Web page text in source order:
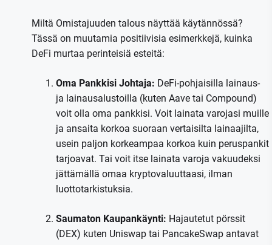
Miltä Omistajuuden talous näyttää käytännössä?
Tässä on muutamia positiivisia esimerkkejä, kuinka
DeFi murtaa perinteisiä esteitä:
Oma Pankkisi Johtaja: DeFi-pohjaisilla lainaus-
ja lainausalustoilla (kuten Aave tai Compound)
voit olla oma pankkisi. Voit lainata varojasi muille
ja ansaita korkoa suoraan vertaisilta lainaajilta,
usein paljon korkeampaa korkoa kuin peruspankit
tarjoavat. Tai voit itse lainata varoja vakuudeksi
jättämällä omaa kryptovaluuttaasi, ilman
luottotarkistuksia.
Saumaton Kaupankäynti: Hajautetut pörssit
(DEX) kuten Uniswap tai PancakeSwap antavat